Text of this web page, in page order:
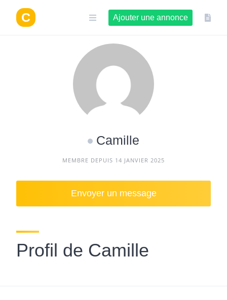
contenu
Ajouter une annonce
Camille
MEMBRE DEPUIS 14 JANVIER 2025
Envoyer un message
Profil de Camille